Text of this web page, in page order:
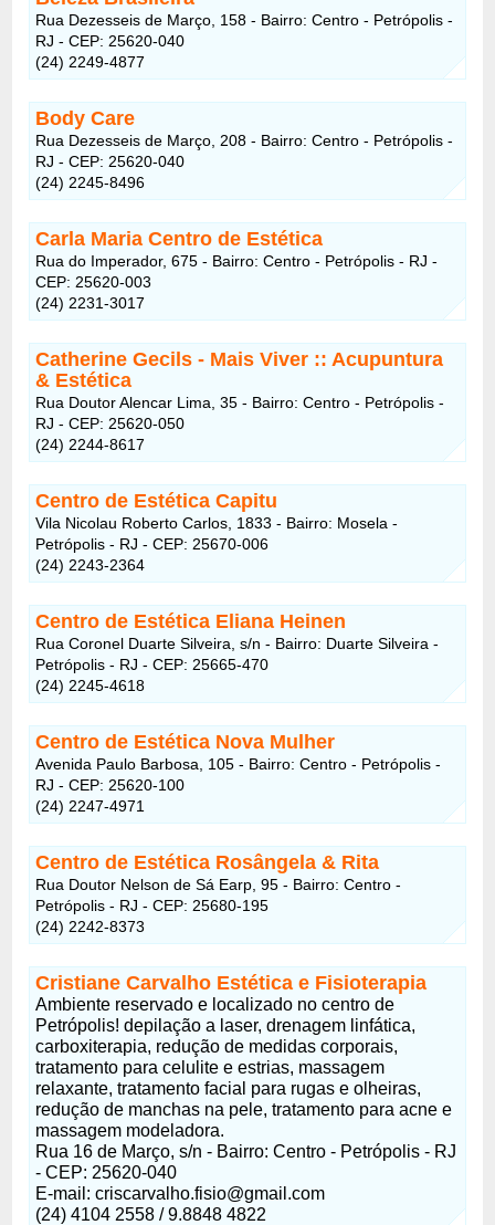
Rua Dezesseis de Março, 158 - Bairro: Centro - Petrópolis -
RJ - CEP: 25620-040
(24) 2249-4877
Body Care
Rua Dezesseis de Março, 208 - Bairro: Centro - Petrópolis -
RJ - CEP: 25620-040
(24) 2245-8496
Carla Maria Centro de Estética
Rua do Imperador, 675 - Bairro: Centro - Petrópolis - RJ -
CEP: 25620-003
(24) 2231-3017
Catherine Gecils - Mais Viver :: Acupuntura
& Estética
Rua Doutor Alencar Lima, 35 - Bairro: Centro - Petrópolis -
RJ - CEP: 25620-050
(24) 2244-8617
Centro de Estética Capitu
Vila Nicolau Roberto Carlos, 1833 - Bairro: Mosela -
Petrópolis - RJ - CEP: 25670-006
(24) 2243-2364
Centro de Estética Eliana Heinen
Rua Coronel Duarte Silveira, s/n - Bairro: Duarte Silveira -
Petrópolis - RJ - CEP: 25665-470
(24) 2245-4618
Centro de Estética Nova Mulher
Avenida Paulo Barbosa, 105 - Bairro: Centro - Petrópolis -
RJ - CEP: 25620-100
(24) 2247-4971
Centro de Estética Rosângela & Rita
Rua Doutor Nelson de Sá Earp, 95 - Bairro: Centro -
Petrópolis - RJ - CEP: 25680-195
(24) 2242-8373
Cristiane Carvalho Estética e Fisioterapia
Ambiente reservado e localizado no centro de
Petrópolis! depilação a laser, drenagem linfática,
carboxiterapia, redução de medidas corporais,
tratamento para celulite e estrias, massagem
relaxante, tratamento facial para rugas e olheiras,
redução de manchas na pele, tratamento para acne e
massagem modeladora.
Rua 16 de Março, s/n - Bairro: Centro - Petrópolis - RJ
- CEP: 25620-040
E-mail:criscarvalho.fisio@gmail.com
(24) 4104 2558 / 9.8848 4822